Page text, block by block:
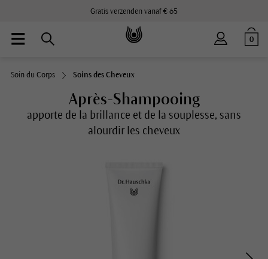
Gratis verzenden vanaf € 65
0
Soin du Corps Soins des Cheveux
Après-Shampooing
apporte de la brillance et de la souplesse, sans
alourdir les cheveux